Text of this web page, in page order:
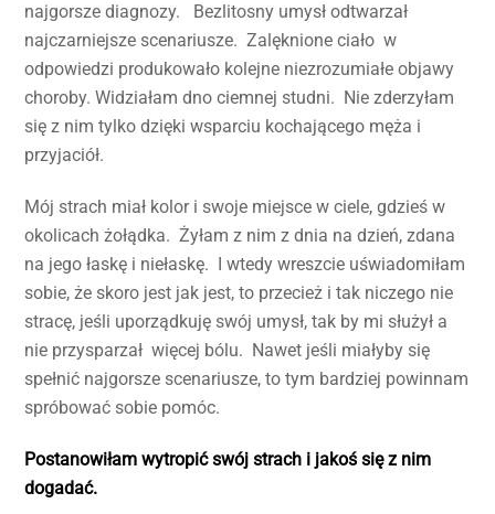
najgorsze diagnozy. Bezlitosny umysł odtwarzał
najczarniejsze scenariusze. Zalęknione ciało w
odpowiedzi produkowało kolejne niezrozumiałe objawy
choroby. Widziałam dno ciemnej studni. Nie zderzyłam
się z nim tylko dzięki wsparciu kochającego męża i
przyjaciół.
Mój strach miał kolor i swoje miejsce w ciele, gdzieś w
okolicach żołądka. Żyłam z nim z dnia na dzień, zdana
na jego łaskę i niełaskę. I wtedy wreszcie uświadomiłam
sobie, że skoro jest jak jest, to przecież i tak niczego nie
stracę, jeśli uporządkuję swój umysł, tak by mi służył a
nie przysparzał więcej bólu. Nawet jeśli miałyby się
spełnić najgorsze scenariusze, to tym bardziej powinnam
spróbować sobie pomóc.
Postanowiłam wytropić swój strach i jakoś się z nim
dogadać.